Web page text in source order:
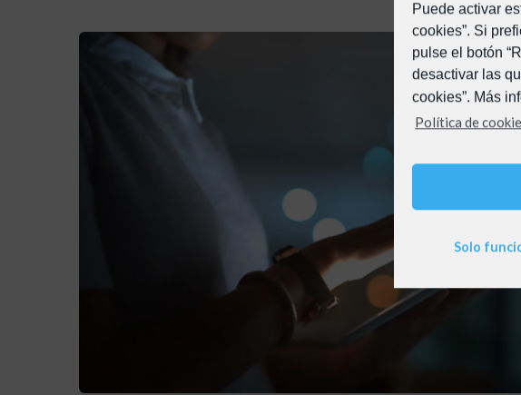
Puede activar
cookies”. Si
pulse el botón
desactivar las
cookies”. Más
Política de
Solo